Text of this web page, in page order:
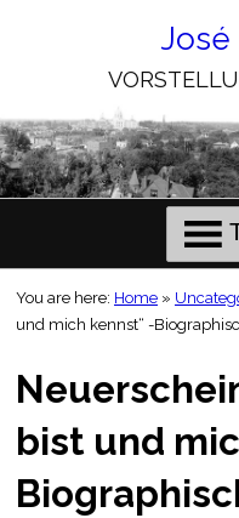
José
Menu
You are here: Home »
und mich kennst“ -
bist und